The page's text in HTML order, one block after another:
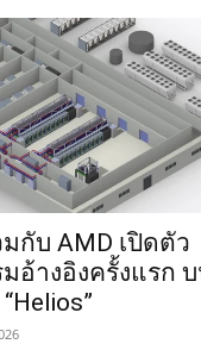
กับ AMD เปิดตัว
อ้างอิงครั้งแรก